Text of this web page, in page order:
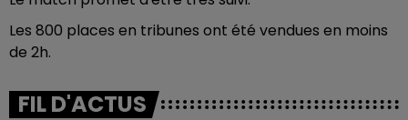
Les 800 places en tribunes ont été vendues en moins
de 2h.
FIL D'ACTUS